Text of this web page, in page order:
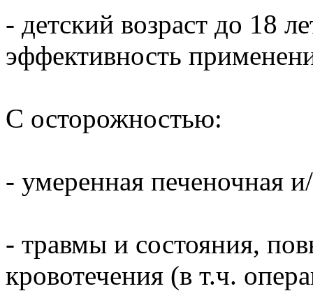
- детский возраст до 18
эффективность
С осторожностью:
- умеренная печеночная
- травмы и состояния,
кровотечения (в т.ч.